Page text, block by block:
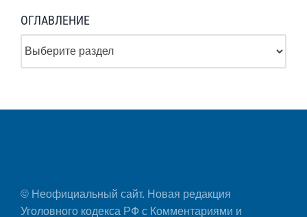
ОГЛАВЛЕНИЕ
© Неофициальный сайт. Новая редакция
Уголовного кодекса РФ с Комментариями и